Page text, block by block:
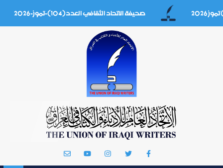
صحيفة الاتحاد الثقافي العدد(104)-تموز-2026